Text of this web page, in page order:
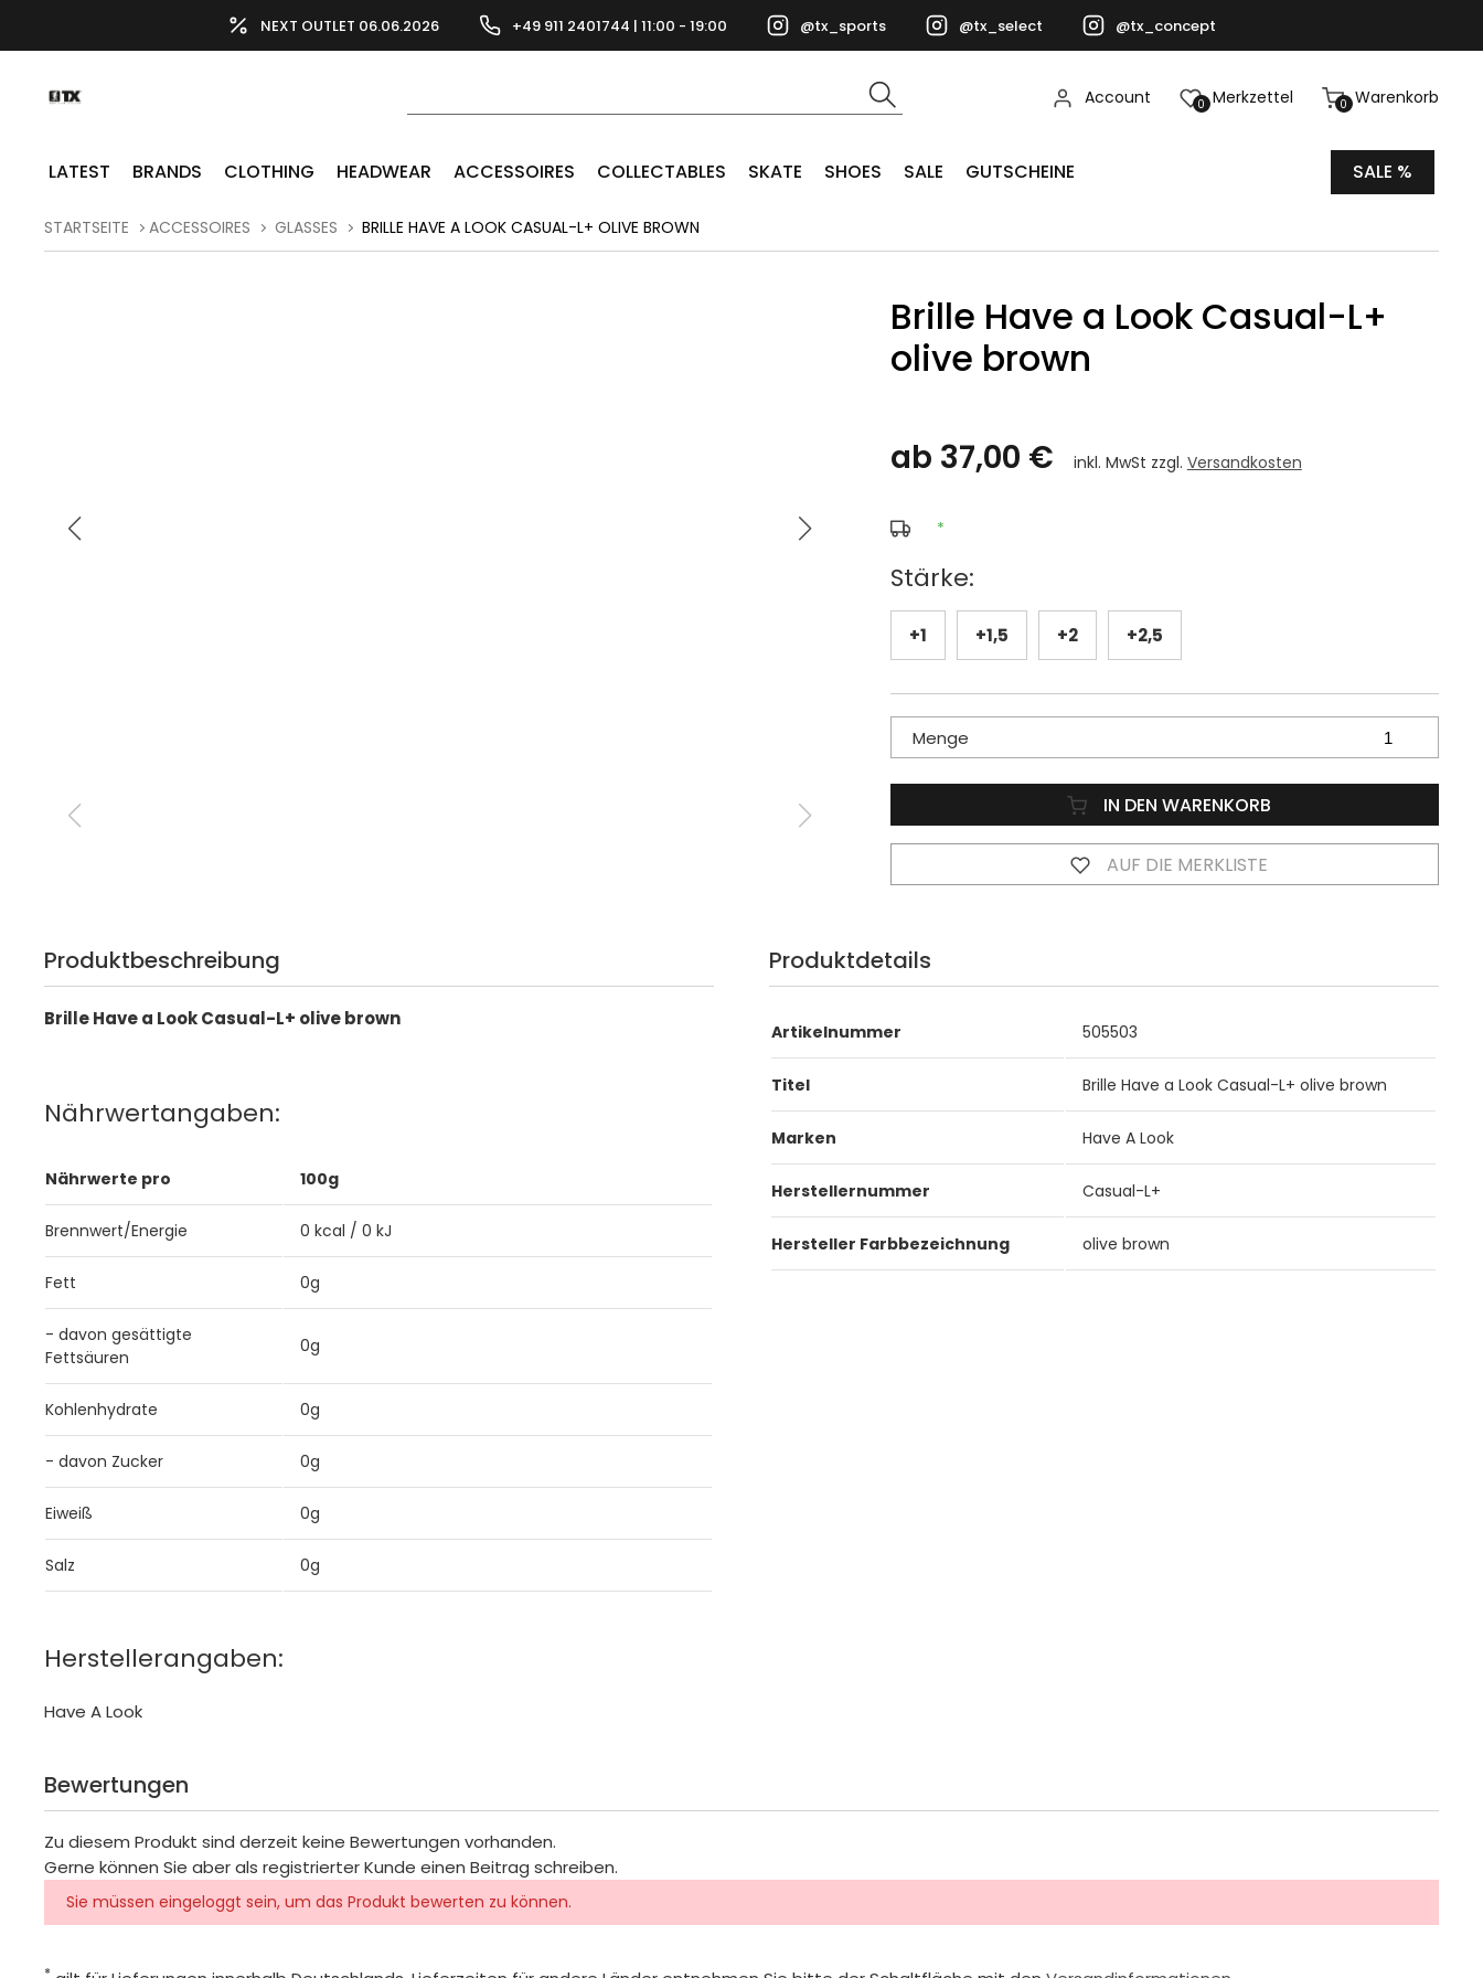
NEXT OUTLET 06.06.2026 +49 911 2401744 | 11:00 - 19:00 @tx_sports @tx_select @tx_concept
0 Warenkorb
0 Merkzettel
Account
LATEST BRANDS CLOTHING HEADWEAR ACCESSOIRES COLLECTABLES SKATE SHOES SALE GUTSCHEINE SALE %
STARTSEITE ACCESSOIRES GLASSES BRILLE HAVE A LOOK CASUAL-L+ OLIVE BROWN
Brille Have a Look Casual-L+
olive brown
ab 37,00 € inkl. MwSt zzgl. Versandkosten
*
Stärke:
+1 +1,5 +2 +2,5
Menge
IN DEN WARENKORB
AUF DIE MERKLISTE
Produktbeschreibung
Brille Have a Look Casual-L+ olive brown
Nährwertangaben:
Nährwerte pro 100g
Brennwert/Energie 0 kcal / 0 kJ
Fett 0g
- davon gesättigte
Fettsäuren
0g
Kohlenhydrate 0g
- davon Zucker 0g
Eiweiß 0g
Salz 0g
Herstellerangaben:
Have A Look
Produktdetails
Artikelnummer 505503
Titel Brille Have a Look Casual-L+ olive brown
Marken Have A Look
Herstellernummer Casual-L+
Hersteller Farbbezeichnung olive brown
Bewertungen
Zu diesem Produkt sind derzeit keine Bewertungen vorhanden.
Gerne können Sie aber als registrierter Kunde einen Beitrag schreiben.
Sie müssen eingeloggt sein, um das Produkt bewerten zu können.
*